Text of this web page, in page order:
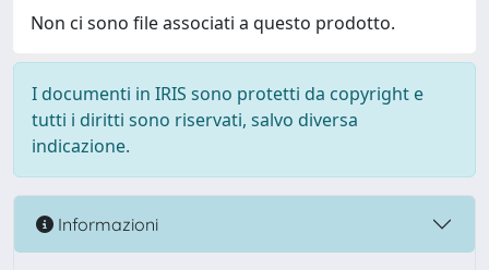
Non ci sono file associati a questo prodotto.
I documenti in IRIS sono protetti da copyright e
tutti i diritti sono riservati, salvo diversa
indicazione.
Informazioni